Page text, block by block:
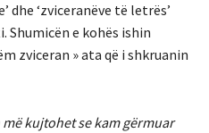
dhe ‘zviceranëve të letrës’
e kohës ishin
zviceran » ata që i shkruanin
më kujtohet se kam gërmuar